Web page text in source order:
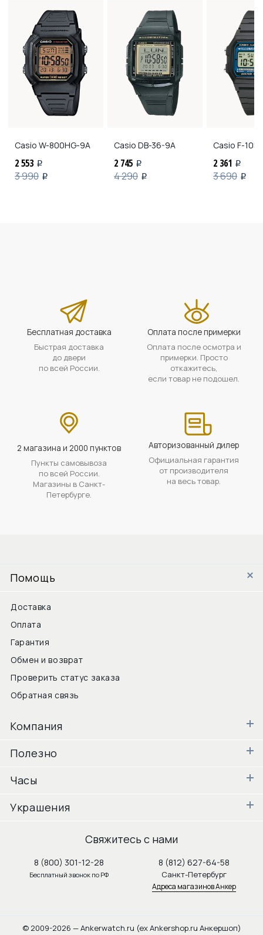
CasioW-800HG-9A
2 553 i
3 990 i
CasioDB-36-9A
2 745 i
4 290 i
Casio F-
2 361 i
3 690 i
Бесплатная доставка
Быстрая доставка
до двери
по всей России.
Оплата после примерки
Оплата после осмотра и
примерки. Просто
откажитесь,
если товар не подошел.
2 магазина и 2000 пунктов
Пункты самовывоза
по всей России.
Магазины в Санкт-
Петербурге.
Авторизованный дилер
Официальная гарантия
от производителя
на весь товар.
Помощь
Доставка
Оплата
Гарантия
Обмен и возврат
Проверить статус заказа
Обратная связь
Компания
Полезно
Часы
Украшения
Свяжитесь с нами
8 (800) 301-12-28
Бесплатный звонок по РФ
8 (812) 627-64-58
Санкт-Петербург
Адреса магазинов Анкер
© 2009-2026 — Ankerwatch.ru (ex Ankershop.ru Анкершоп)